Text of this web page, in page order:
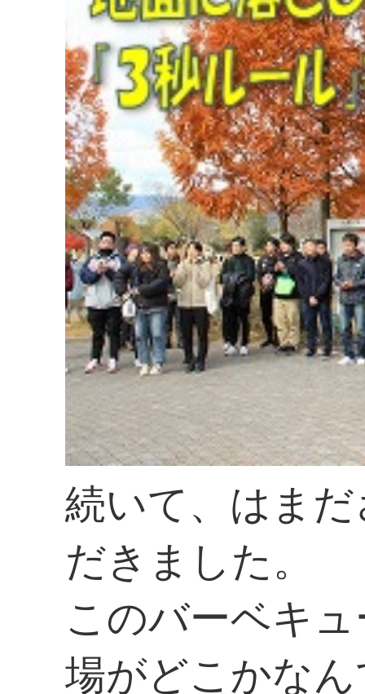
続いて、はま
だきました。
このバーベキ
場がどこかな